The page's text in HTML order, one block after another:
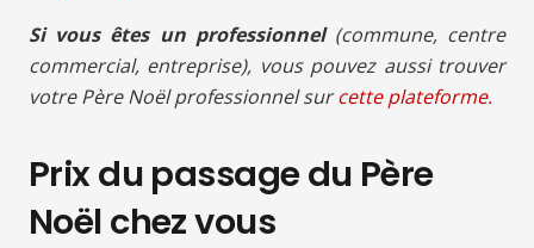
Si vous êtes un professionnel(commune, centre
commercial, entreprise), vous pouvez aussi trouver
votre Père Noël professionnel surcette plateforme.
Prix du passage du Père
Noël chez vous